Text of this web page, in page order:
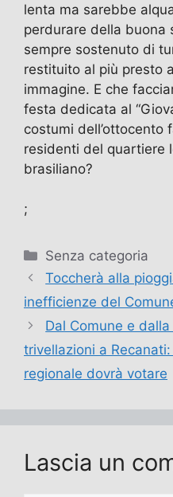
lenta ma sarebbe
perdurare della buona
sempre sostenuto di
restituito al più presto
immagine. E che
festa dedicata al
costumi dell’ottocento
residenti del quartiere
brasiliano?
;
Categorie
Senza categoria
Toccherà alla
inefficienze del
Dal Comune e
trivellazioni a
regionale dovrà votare
Lascia un